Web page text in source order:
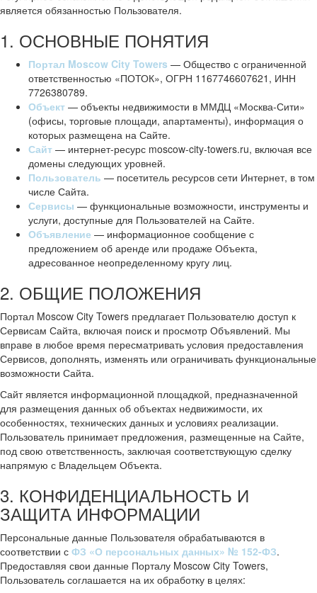
является обязанностью Пользователя.
1. ОСНОВНЫЕ ПОНЯТИЯ
Портал Moscow City Towers — Общество с ограниченной
ответственностью «ПОТОК», ОГРН 1167746607621, ИНН
7726380789.
Объект — объекты недвижимости в ММДЦ «Москва-Сити»
(офисы, торговые площади, апартаменты), информация о
которых размещена на Сайте.
Сайт — интернет-ресурс moscow-city-towers.ru, включая все
домены следующих уровней.
Пользователь — посетитель ресурсов сети Интернет, в том
числе Сайта.
Сервисы — функциональные возможности, инструменты и
услуги, доступные для Пользователей на Сайте.
Объявление — информационное сообщение с
предложением об аренде или продаже Объекта,
адресованное неопределенному кругу лиц.
2. ОБЩИЕ ПОЛОЖЕНИЯ
Портал Moscow City Towers предлагает Пользователю доступ к
Сервисам Сайта, включая поиск и просмотр Объявлений. Мы
вправе в любое время пересматривать условия предоставления
Сервисов, дополнять, изменять или ограничивать функциональные
возможности Сайта.
Сайт является информационной площадкой, предназначенной
для размещения данных об объектах недвижимости, их
особенностях, технических данных и условиях реализации.
Пользователь принимает предложения, размещенные на Сайте,
под свою ответственность, заключая соответствующую сделку
напрямую с Владельцем Объекта.
3. КОНФИДЕНЦИАЛЬНОСТЬ И
ЗАЩИТА ИНФОРМАЦИИ
Персональные данные Пользователя обрабатываются в
соответствии с ФЗ «О персональных данных» № 152-ФЗ.
Предоставляя свои данные Порталу Moscow City Towers,
Пользователь соглашается на их обработку в целях: